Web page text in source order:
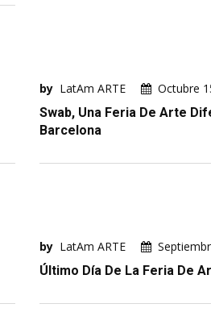
by LatAm ARTE
Octubre
Swab, Una Feria De Arte
Barcelona
by LatAm ARTE
Último Día De La Feria De